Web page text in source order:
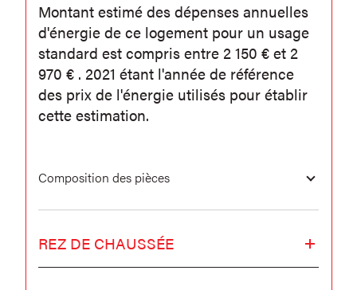
Montant estimé des dépenses annuelles
d'énergie de ce logement pour un usage
standard est compris entre 2 150 € et 2
970 € . 2021 étant l'année de référence
des prix de l'énergie utilisés pour établir
cette estimation.
Composition des pièces
REZ DE CHAUSSÉE